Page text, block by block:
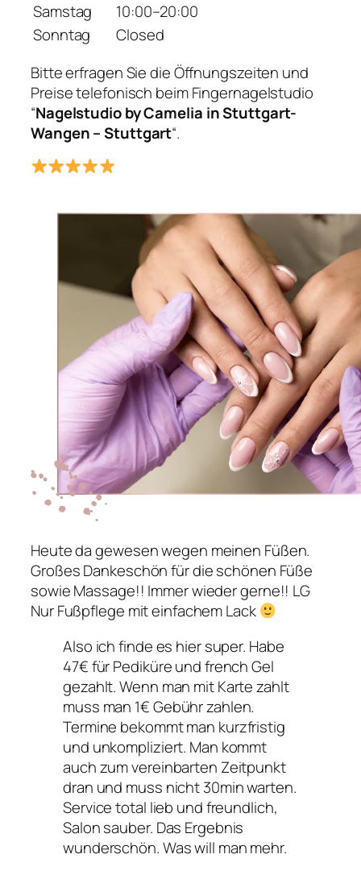
Samstag
10:00–20:00
Sonntag
Closed
Bitte erfragen Sie die Öffnungszeiten und
Preise telefonisch beim Fingernagelstudio
“Nagelstudio by Camelia in Stuttgart-
Wangen – Stuttgart“.
Heute da gewesen wegen meinen Füßen.
Großes Dankeschön für die schönen Füße
sowie Massage!! Immer wieder gerne!! LG
Nur Fußpflege mit einfachem Lack
Also ich finde es hier super. Habe
47€ für Pediküre und french Gel
gezahlt. Wenn man mit Karte zahlt
muss man 1€ Gebühr zahlen.
Termine bekommt man kurzfristig
und unkompliziert. Man kommt
auch zum vereinbarten Zeitpunkt
dran und muss nicht 30min warten.
Service total lieb und freundlich,
Salon sauber. Das Ergebnis
wunderschön. Was will man mehr.